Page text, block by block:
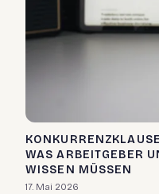
WAS ARBEITGEBER
WISSEN MÜSSEN
17. Mai 2026